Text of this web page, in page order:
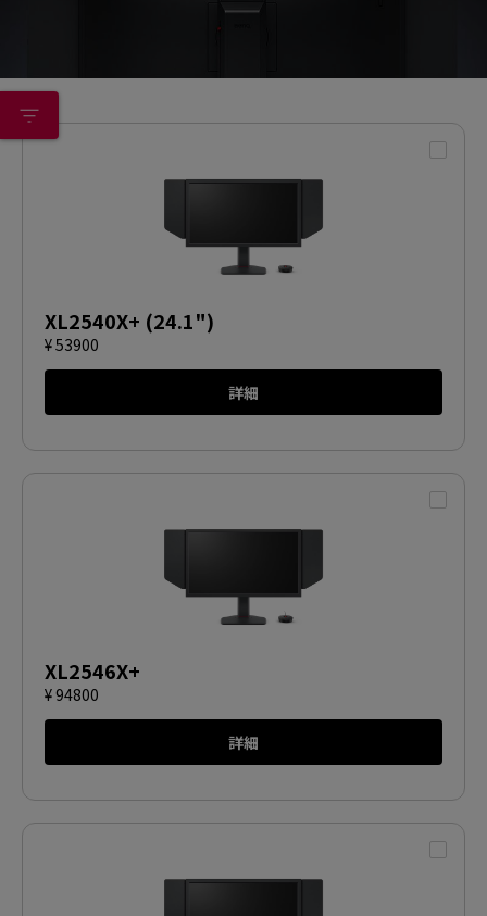
XL2540X+ (24.1")
¥ 53900
詳細
XL2546X+
¥ 94800
詳細